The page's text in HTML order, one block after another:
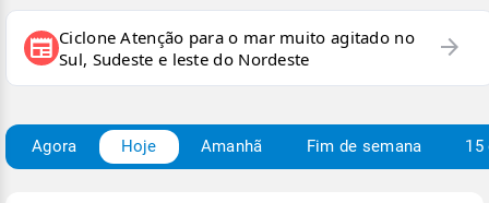
newspaper Ciclone Atenção para o mar muito agitado no
Sul, Sudeste e leste do Nordeste
arrow_forward
Agora Hoje Amanhã Fim de semana 15